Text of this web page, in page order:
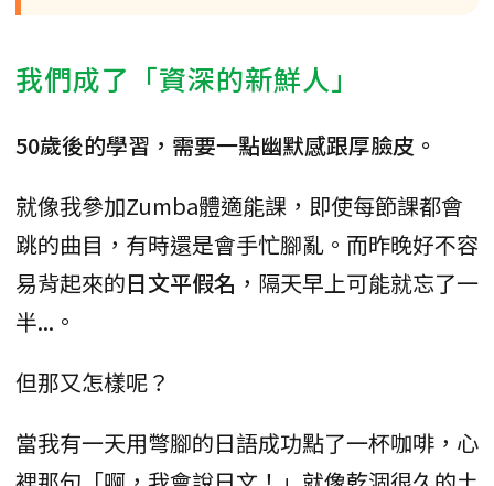
我們成了「資深的新鮮人」
50歲後的學習，需要一點幽默感跟厚臉皮。
就像我參加Zumba體適能課，即使每節課都會
跳的曲目，有時還是會手忙腳亂。而昨晚好不容
易背起來的日文平假名 ，隔天早上可能就忘了一
半...。
但那又怎樣呢？
當我有一天用彆腳的日語成功點了一杯咖啡，心